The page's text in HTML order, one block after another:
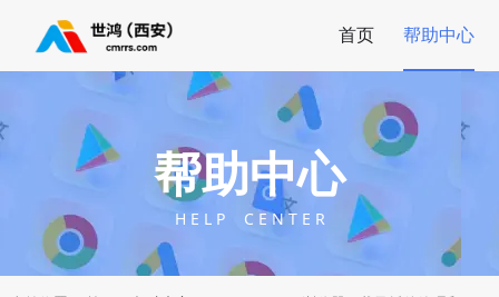
首页 帮助中心
帮助中心
H E L P C E N T E R